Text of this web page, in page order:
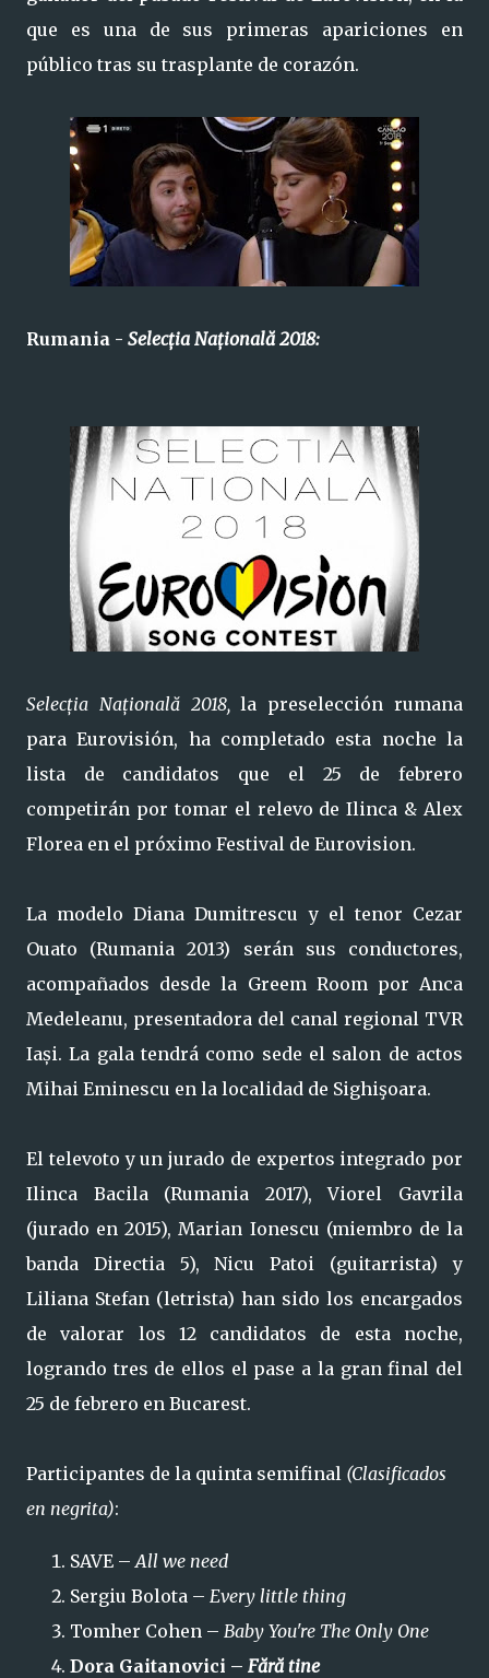
que es una de sus primeras apariciones en
público tras su trasplante de corazón.
Rumania - Selecția Națională 2018:
Selecția Națională 2018,la preselección rumana
para Eurovisión, ha completado esta noche la
lista de candidatos que el 25 de febrero
competirán por tomar el relevo de Ilinca & Alex
Florea en el próximo Festival de Eurovision.
La modelo Diana Dumitrescu y el tenor Cezar
Ouato (Rumania 2013) serán sus conductores,
acompañados desde la Greem Room por Anca
Medeleanu, presentadora del canal regional TVR
Iași. La gala tendrá como sede el salon de actos
Mihai Eminescu en la localidad de Sighişoara.
El televoto y un jurado de expertos integrado por
Ilinca Bacila (Rumania 2017), Viorel Gavrila
(jurado en 2015), Marian Ionescu (miembro de la
banda Directia 5), Nicu Patoi (guitarrista) y
Liliana Stefan (letrista) han sido los encargados
de valorar los 12 candidatos de esta noche,
logrando tres de ellos el pase a la gran final del
25 de febrero en Bucarest.
Participantes de la quinta semifinal (Clasificados
en negrita):
SAVE –All we need
Sergiu Bolota – Every little thing
Tomher Cohen – Baby You're The Only One
Dora Gaitanovici – Fără tine